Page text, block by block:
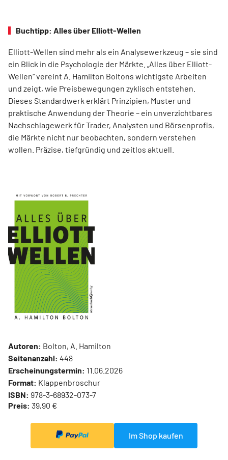
Buchtipp: Alles über Elliott-Wellen
Elliott-Wellen sind mehr als ein Analysewerkzeug – sie sind
ein Blick in die Psychologie der Märkte. „Alles über Elliott-
Wellen“ vereint A. Hamilton Boltons wichtigste Arbeiten
und zeigt, wie Preisbewegungen zyklisch entstehen.
Dieses Standardwerk erklärt Prinzipien, Muster und
praktische Anwendung der Theorie – ein unverzichtbares
Nachschlagewerk für Trader, Analysten und Börsenprofis,
die Märkte nicht nur beobachten, sondern verstehen
wollen. Präzise, tiefgründig und zeitlos aktuell.
Autoren: Bolton, A. Hamilton
Seitenanzahl: 448
Erscheinungstermin: 11.06.2026
Format: Klappenbroschur
ISBN: 978-3-68932-073-7
Preis: 39,90 €
Im Shop kaufen